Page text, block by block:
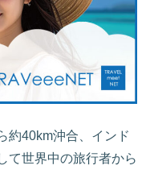
約40km沖合、インド
て世界中の旅行者から